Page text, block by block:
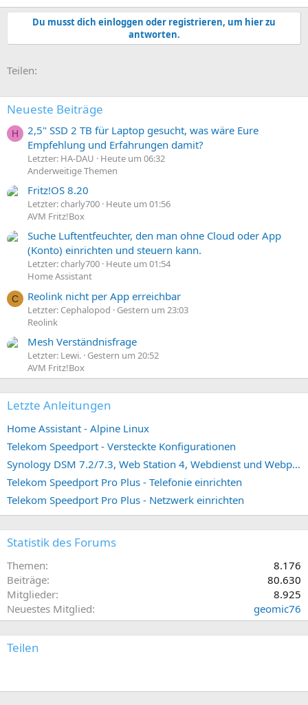
Du musst dich einloggen oder registrieren, um hier zu
antworten.
Teilen:
Neueste Beiträge
H
2,5" SSD 2 TB für Laptop gesucht, was wäre Eure
Empfehlung und Erfahrungen damit?
Letzter: HA-DAU
Heute um 06:32
Anderweitige Themen
Fritz!OS 8.20
Letzter: charly700 Heute um 01:56
AVM Fritz!Box
Suche Luftentfeuchter, den man ohne Cloud oder App
(Konto) einrichten und steuern kann.
Letzter: charly700 Heute um 01:54
Home Assistant
C Reolink nicht per App erreichbar
Letzter: Cephalopod
Gestern um 23:03
Reolink
Mesh Verständnisfrage
Letzter: Lewi. Gestern um 20:52
AVM Fritz!Box
Letzte Anleitungen
Home Assistant - Alpine Linux
Telekom Speedport - Versteckte Konfigurationen
Synology DSM 7.2/7.3, Web Station 4, Webdienst und Webportal erstellen (ehemals vHost)
Telekom Speedport Pro Plus - Telefonie einrichten
Telekom Speedport Pro Plus - Netzwerk einrichten
Statistik des Forums
Themen
8.176
Beiträge
80.630
Mitglieder
8.925
Neuestes Mitglied
geomic76
Teilen